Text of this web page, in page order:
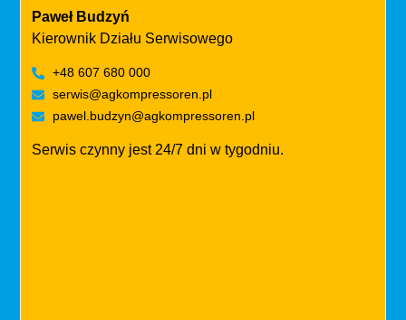
Paweł Budzyń
Kierownik Działu Serwisowego
+48 607 680 000
serwis@agkompressoren.pl
pawel.budzyn@agkompressoren.pl
Serwis czynny jest 24/7 dni w tygodniu.